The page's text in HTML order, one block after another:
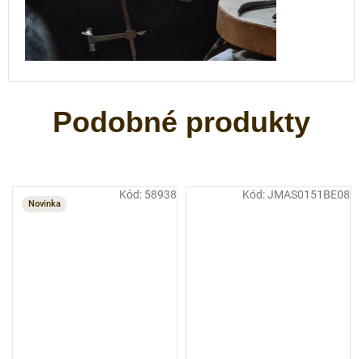
Novinka
Kód: 58938 Kód:JMAS0151BE08